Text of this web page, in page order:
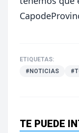
ETIQUETAS:
#NOTICIAS
TE PUEDE